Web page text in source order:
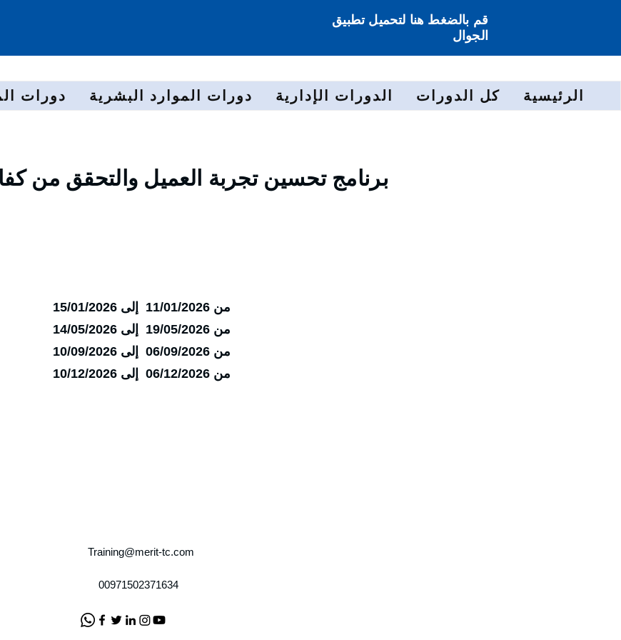
قم بالضغط هنا لتحميل تطبيق
الجوال
الرئيسية كل الدورات الدورات الإدارية دورات الموارد البشرية دورات
برنامج تحسين تجربة العميل والتحقق من
من 11/01/2026 إلى 15/01/2026
من 19/05/2026 إلى 14/05/2026
من 06/09/2026 إلى 10/09/2026
من 06/12/2026 إلى 10/12/2026
Training@merit-tc.com
00971502371634